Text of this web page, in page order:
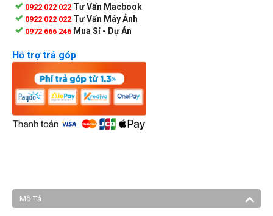
0922 022 022 Tư Vấn Macbook
0922 022 022 Tư Vấn Máy Ảnh
0972 666 246 Mua Sỉ - Dự Án
Hỗ trợ trả góp
Mô Tả